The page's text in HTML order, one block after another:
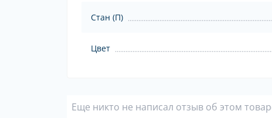
Стан (П)
Цвет
Еще никто не написал отзыв об этом